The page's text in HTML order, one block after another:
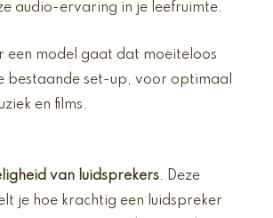
audio-ervaring in je leefruimte.
een model gaat dat moeiteloos
bestaande set-up, voor optimaal
en films.
van luidsprekers. Deze
je hoe krachtig een luidspreker